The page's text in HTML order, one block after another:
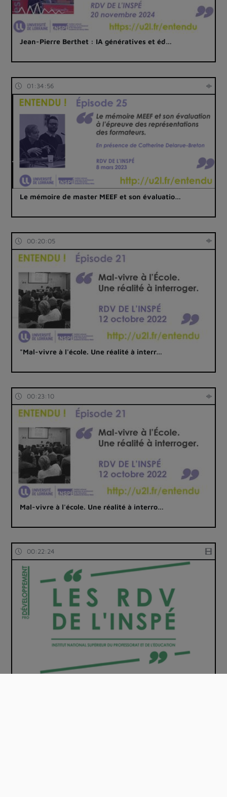
Jean-Pierre Berthet : IA génératives et éd…
01:34:56
Le mémoire de master MEEF et son évaluatio…
00:20:05
"Mal-vivre à l'école. Une réalité à interr…
00:23:10
Mal-vivre à l'école. Une réalité à interro…
00:22:24